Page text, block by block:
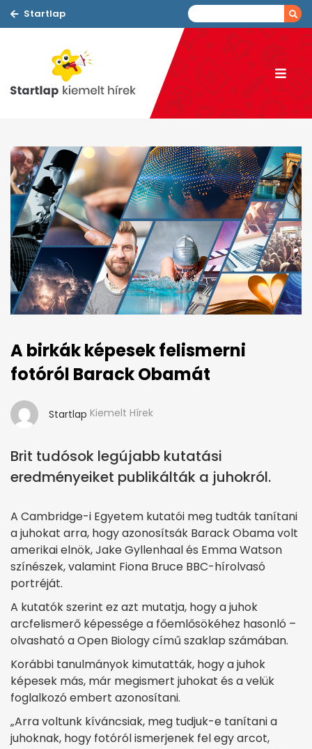
Startlap
A birkák képesek felismerni
fotóról Barack Obamát
Startlap Kiemelt Hírek
Brit tudósok legújabb kutatási
eredményeiket publikálták a juhokról.
A Cambridge-i Egyetem kutatói meg tudták tanítani
a juhokat arra, hogy azonosítsák Barack Obama volt
amerikai elnök, Jake Gyllenhaal és Emma Watson
színészek, valamint Fiona Bruce BBC-hírolvasó
portréját.
A kutatók szerint ez azt mutatja, hogy a juhok
arcfelismerő képessége a főemlősökéhez hasonló –
olvasható a Open Biology című szaklap számában.
Korábbi tanulmányok kimutatták, hogy a juhok
képesek más, már megismert juhokat és a velük
foglalkozó embert azonosítani.
„Arra voltunk kíváncsiak, meg tudjuk-e tanítani a
juhoknak, hogy fotóról ismerjenek fel egy arcot,